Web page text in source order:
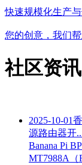
快速规模化生产
您的创意，我们
社区资讯
2025-10-01
源路由器开
Banana Pi
MT7988A（